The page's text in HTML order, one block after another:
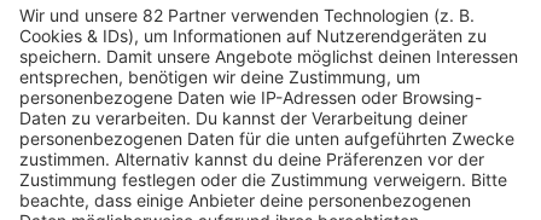
Dinnerparty
Eurodance
Grunge
Hiphop & Rap
Hiphop deutsch
House
Ibiza
Loveparade